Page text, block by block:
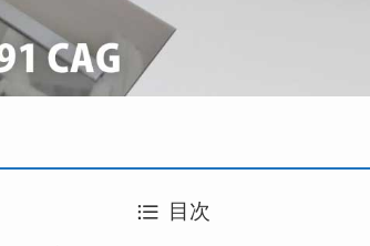
目次